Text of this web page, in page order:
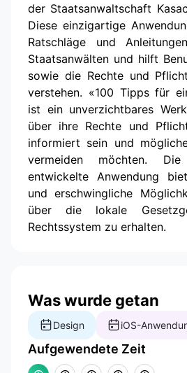
der Staatsanwaltschaft
Diese einzigartige
Ratschläge und
Staatsanwälten und hilft
sowie die Rechte und
verstehen. «100 Tipps für
ist ein unverzichtbares
über ihre Rechte und
informiert sein und
vermeiden möchten.
entwickelte Anwendung
und erschwingliche
über die lokale
Rechtssystem zu erhalten.
Was wurde getan
Design iOS-
Aufgewendete Zeit